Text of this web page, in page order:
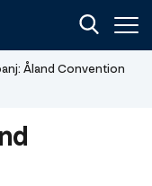
Åland Convention